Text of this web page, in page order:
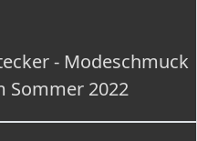
- Modeschmuck
Sommer 2022